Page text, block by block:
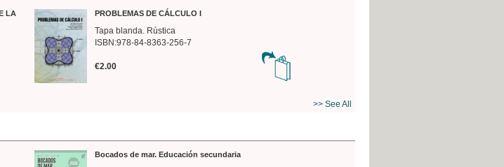
LA
PROBLEMAS DE CÁLCULO I
Tapa blanda. Rústica
ISBN:978-84-8363-256-7
€2.00
>> See All
Bocados de mar. Educación secundaria